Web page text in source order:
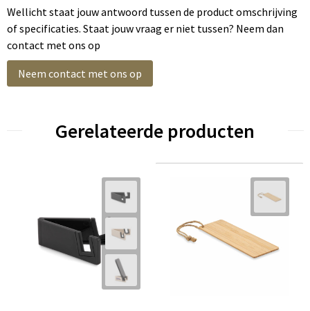
Wellicht staat jouw antwoord tussen de product omschrijving
of specificaties. Staat jouw vraag er niet tussen? Neem dan
contact met ons op
Neem contact met ons op
Gerelateerde producten